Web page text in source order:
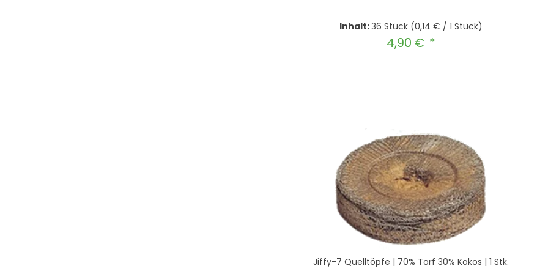
Inhalt:36 Stück (0,14 € / 1 Stück)
Regulärer Preis:
4,90 €
Jiffy-7 Quelltöpfe | 70% Torf 30% Kokos | 1 Stk.